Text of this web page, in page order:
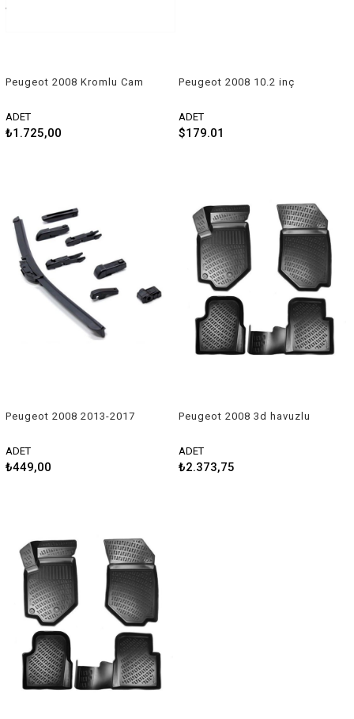
Peugeot 2008 Kromlu Cam
ADET
₺1.725,00
Peugeot 2008 10.2 inç
2020
ADET
$179.01
Peugeot 2008 2013-2017
ADET
₺449,00
Peugeot 2008 3d havuzlu
ADET
₺2.373,75